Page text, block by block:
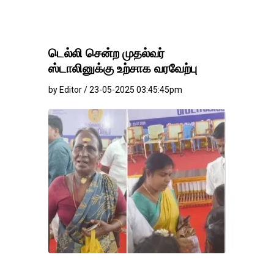
டெல்லி சென்ற முதல்வர்
ஸ்டாலினுக்கு உற்சாக வரவேற்பு
by Editor / 23-05-2025 03:45:45pm